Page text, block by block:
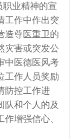
业精神的宣
工作中作出突
造尊医重卫的
灾害或突发公
中医德医风考
工作人员奖励
防控工作进
队和个人的及
增强信心、